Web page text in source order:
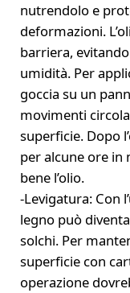
nutrendolo e
deformazioni.
barriera,
umidità. Per
goccia su un
movimenti
superficie. Dopo
per alcune ore in
bene l’olio.
-Levigatura: Con
legno può
solchi. Per
superficie con
operazione